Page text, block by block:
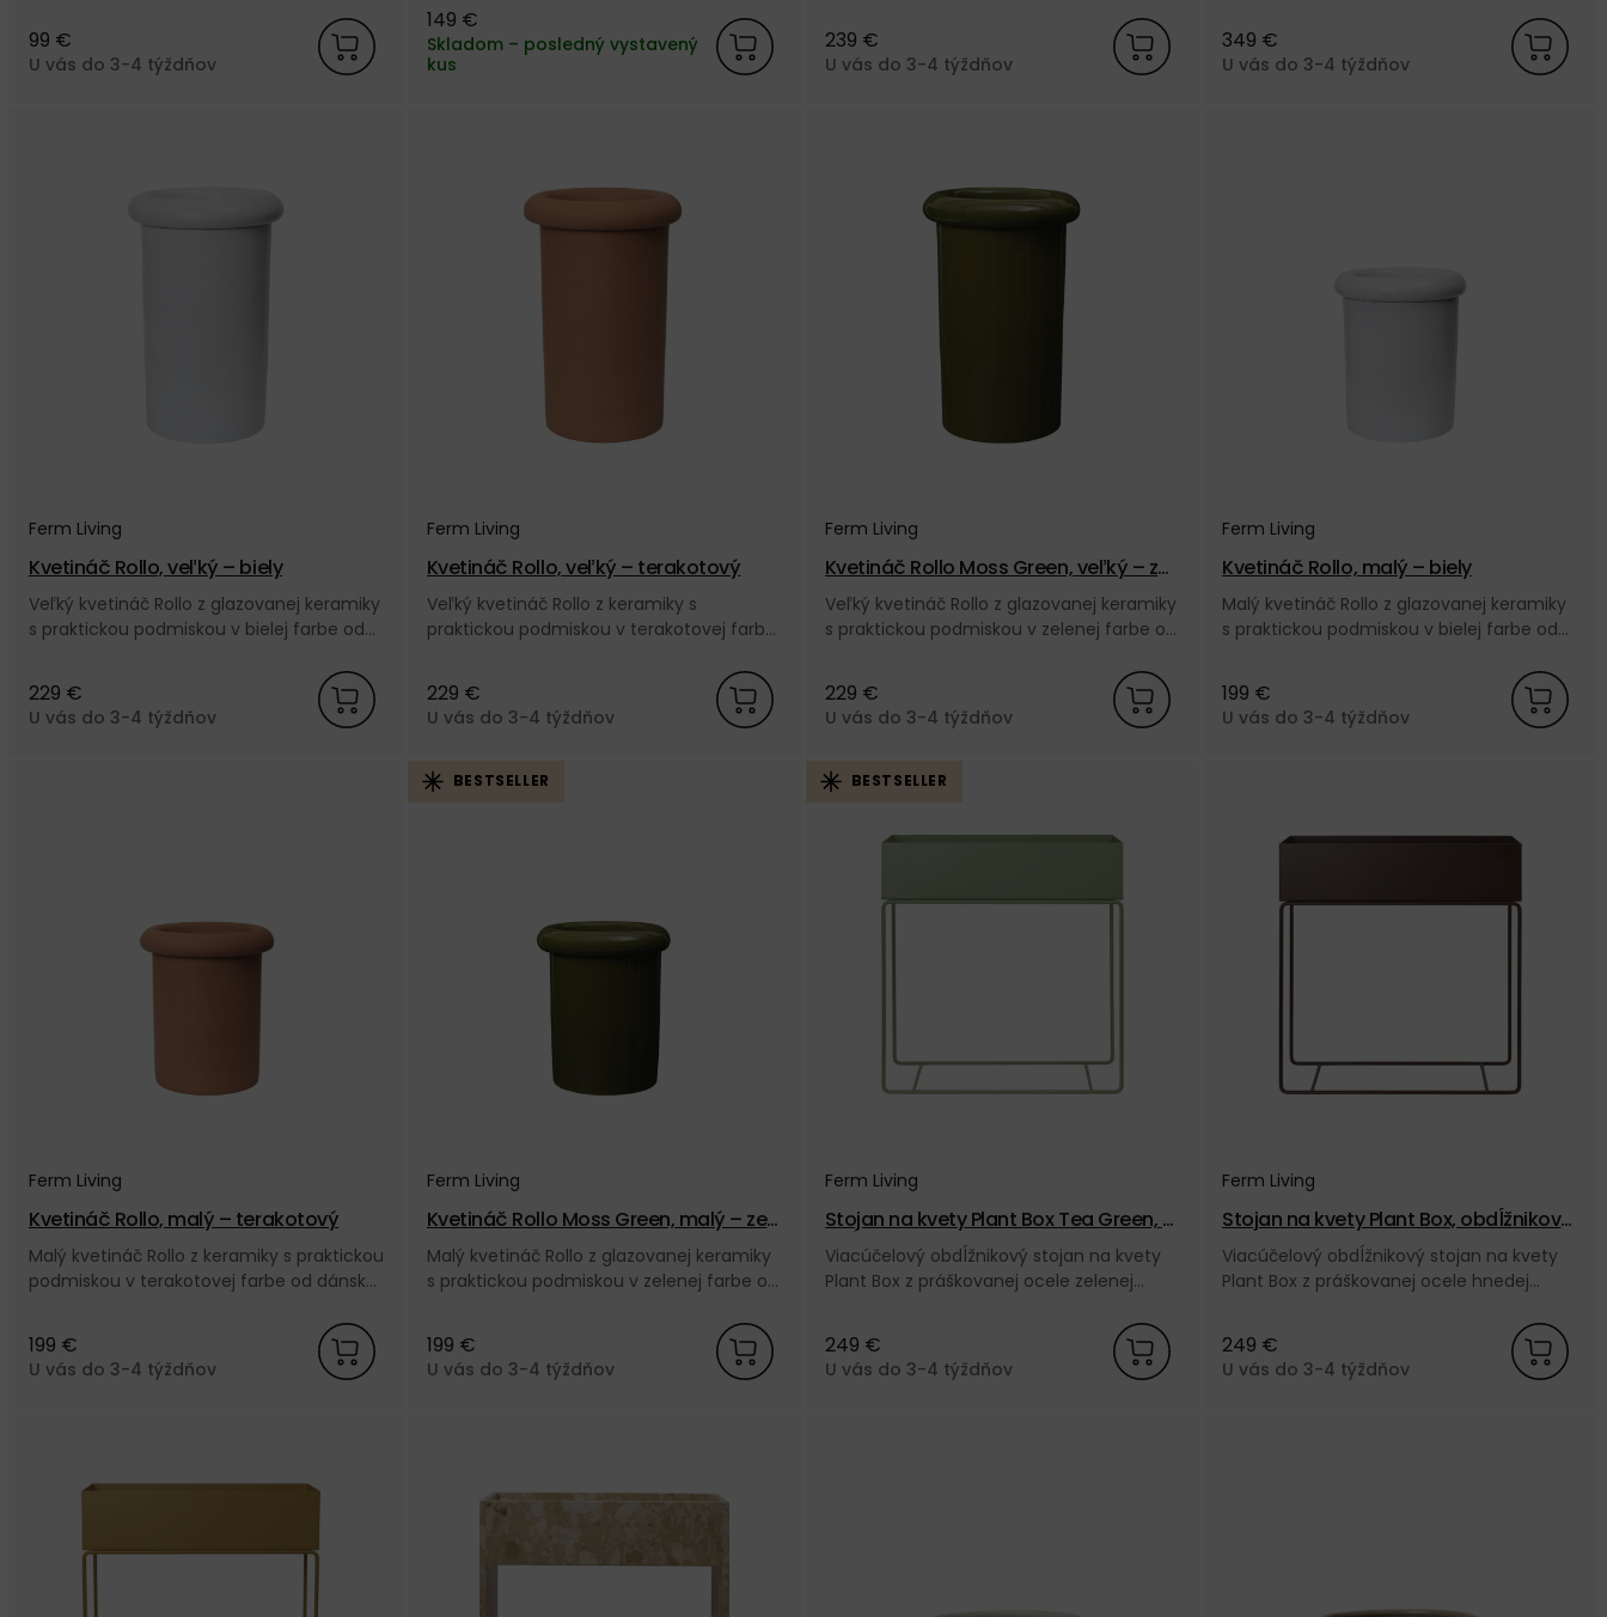
hrdzavú patinu od dánskej značky Ferm
Living.
99 €
U vás do 3-4 týždňov
od dánskej značky Ferm Living.
149 €
Skladom – posledný vystavený
kus
hrdzavú patinu od dánskej značky Ferm
Living.
239 €
U vás do 3-4 týždňov
349 €
U vás do 3-4 týždňov
Ferm Living
Kvetináč Rollo, veľký – biely
Veľký kvetináč Rollo z glazovanej keramiky
s praktickou podmiskou v bielej farbe od
229 €
U vás do 3-4 týždňov
Ferm Living
Kvetináč Rollo, veľký – terakotový
Veľký kvetináč Rollo z keramiky s
praktickou podmiskou v terakotovej farbe
229 €
U vás do 3-4 týždňov
Ferm Living
Kvetináč Rollo Moss Green, veľký – zel
ený
Veľký kvetináč Rollo z glazovanej keramiky
s praktickou podmiskou v zelenej farbe od
229 €
U vás do 3-4 týždňov
Ferm Living
Kvetináč Rollo, malý – biely
Malý kvetináč Rollo z glazovanej keramiky
s praktickou podmiskou v bielej farbe od
199 €
U vás do 3-4 týždňov
Ferm Living
Kvetináč Rollo, malý – terakotový
Malý kvetináč Rollo z keramiky s praktickou
podmiskou v terakotovej farbe od dánskej
199 €
U vás do 3-4 týždňov
BESTSELLER
Ferm Living
Kvetináč Rollo Moss Green, malý – zele
ný
Malý kvetináč Rollo z glazovanej keramiky
s praktickou podmiskou v zelenej farbe od
199 €
U vás do 3-4 týždňov
BESTSELLER
Ferm Living
Stojan na kvety Plant Box Tea Green, o
bdĺžnikový – zelený
Viacúčelový obdĺžnikový stojan na kvety
Plant Box z práškovanej ocele zelenej
249 €
U vás do 3-4 týždňov
Ferm Living
Stojan na kvety Plant Box, obdĺžnikový
– hnedý
Viacúčelový obdĺžnikový stojan na kvety
Plant Box z práškovanej ocele hnedej
249 €
U vás do 3-4 týždňov